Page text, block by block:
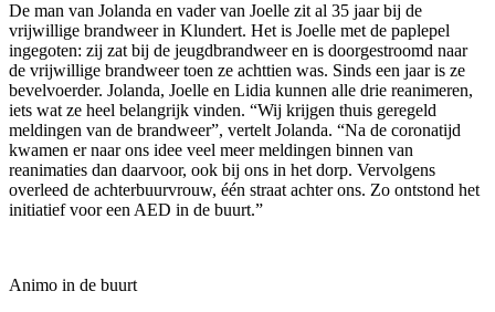
De man van Jolanda en vader van Joelle zit al 35 jaar bij de
vrijwillige brandweer in Klundert. Het is Joelle met de paplepel
ingegoten: zij zat bij de jeugdbrandweer en is doorgestroomd naar
de vrijwillige brandweer toen ze achttien was. Sinds een jaar is ze
bevelvoerder. Jolanda, Joelle en Lidia kunnen alle drie reanimeren,
iets wat ze heel belangrijk vinden. “Wij krijgen thuis geregeld
meldingen van de brandweer”, vertelt Jolanda. “Na de coronatijd
kwamen er naar ons idee veel meer meldingen binnen van
reanimaties dan daarvoor, ook bij ons in het dorp. Vervolgens
overleed de achterbuurvrouw, één straat achter ons. Zo ontstond het
initiatief voor een AED in de buurt.”
Animo in de buurt